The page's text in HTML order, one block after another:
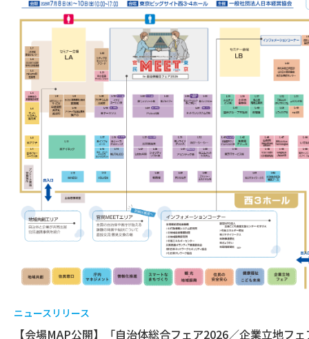
ニュースリリース
【会場MAP公開】「自治体総合フェア2026／企業立地フ